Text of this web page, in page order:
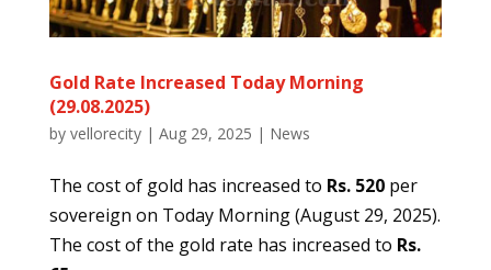
Gold Rate Increased Today Morning
(29.08.2025)
by vellorecity| Aug 29, 2025 | News
The cost of gold has increased to Rs. 520 per
sovereign on Today Morning (August 29, 2025).
The cost of the gold rate has increased to Rs.